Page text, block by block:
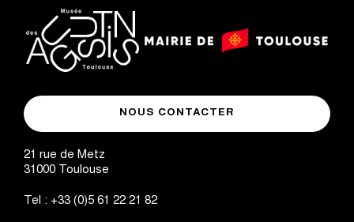
musée
des
de
NOUS CONTACTER
21 rue de Metz
31000 Toulouse
Tel : +33 (0)5 61 22 21 82